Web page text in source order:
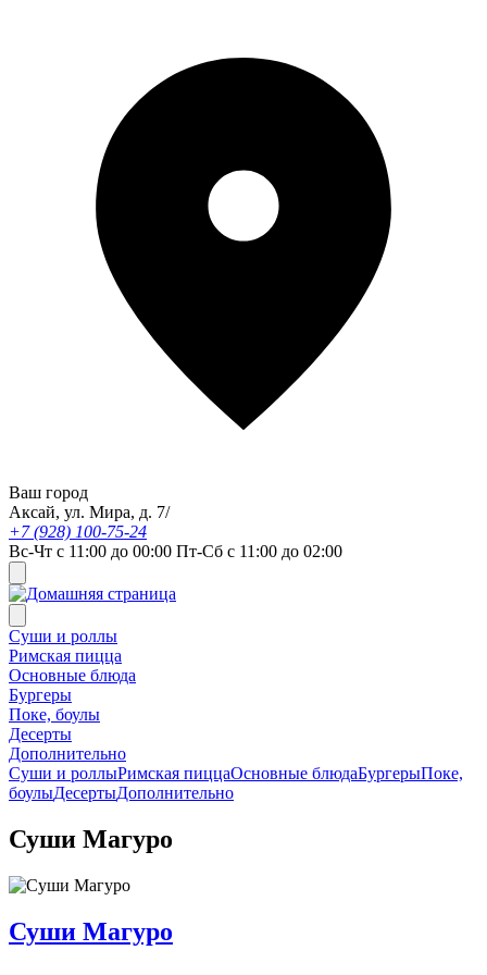
Ваш город
Аксай, ул. Мира, д. 7/
+7 (928) 100-75-24
Вс-Чт с 11:00 до 00:00 Пт-Сб с 11:00 до 02:00
Суши и роллы
Римская пицца
Основные блюда
Бургеры
Поке, боулы
Десерты
Дополнительно
Суши и роллыРимская пиццаОсновные блюдаБургерыПоке,
боулыДесертыДополнительно
Суши Магуро
Суши Магуро